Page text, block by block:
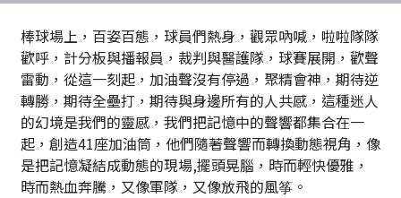
棒球場上，百姿百態，球員們熱身，觀眾吶喊，啦啦隊隊
歡呼，計分板與播報員，裁判與醫護隊，球賽展開，歡聲
雷動，從這一刻起，加油聲沒有停過，聚精會神，期待逆
轉勝，期待全壘打，期待與身邊所有的人共感，這種迷人
的幻境是我們的靈感，我們把記憶中的聲響都集合在一
起，創造41座加油筒，他們隨著聲響而轉換動態視角，像
是把記憶凝結成動態的現場,擺頭晃腦，時而輕快優雅，
時而熱血奔騰，又像軍隊，又像放飛的風筝。